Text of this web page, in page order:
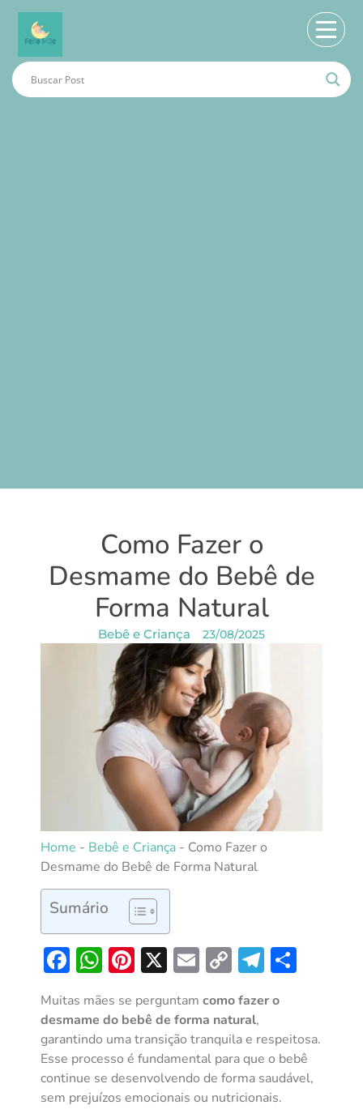
Como Fazer o
Desmame do Bebê de
Forma Natural
Bebê e Criança 23/08/2025
Home - Bebê e Criança - Como Fazer o
Desmame do Bebê de Forma Natural
Sumário
Facebook
WhatsApp
Pinterest
X EmailCopy
Link
Muitas mães se perguntam como fazer o
desmame do bebê de forma natural,
garantindo uma transição tranquila e respeitosa.
Esse processo é fundamental para que o bebê
continue se desenvolvendo de forma saudável,
sem prejuízos emocionais ou nutricionais.